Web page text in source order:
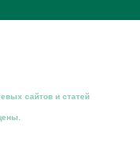
сайтов и статей